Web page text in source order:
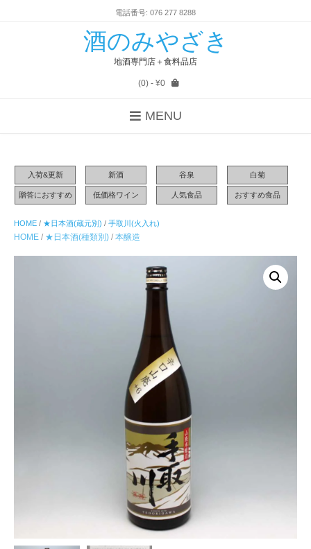
電話番号: 076 277 8288
酒のみやざき
地酒専門店＋食料品店
(0)- ¥0
MENU
入荷&更新 新酒 谷泉 白菊
贈答におすすめ 低価格ワイン 人気食品 おすすめ食品
HOME / ★日本酒(蔵元別) / 手取川(火入れ)
HOME / ★日本酒(種類別) / 本醸造